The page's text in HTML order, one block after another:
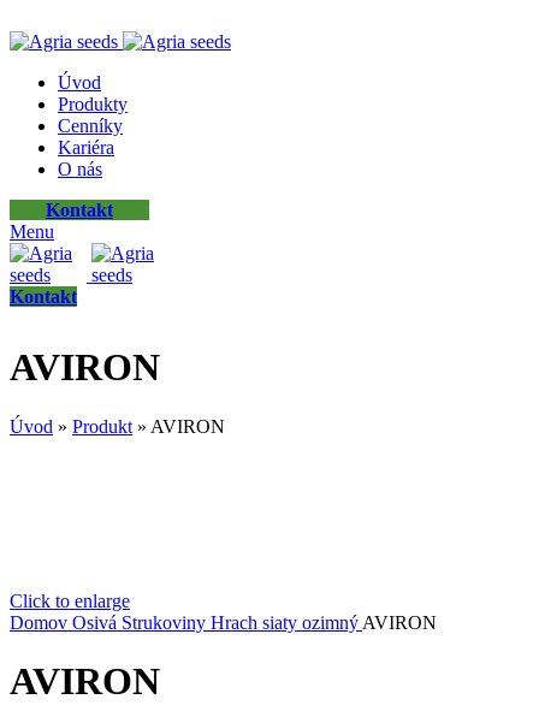
Úvod
Produkty
Cenníky
Kariéra
O nás
Kontakt
Menu
Kontakt
AVIRON
Úvod » Produkt » AVIRON
Click to enlarge
Domov Osivá Strukoviny Hrach siaty ozimný AVIRON
AVIRON